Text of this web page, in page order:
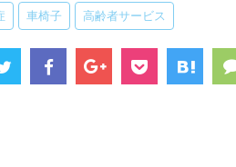
車椅子 高齢者サービス